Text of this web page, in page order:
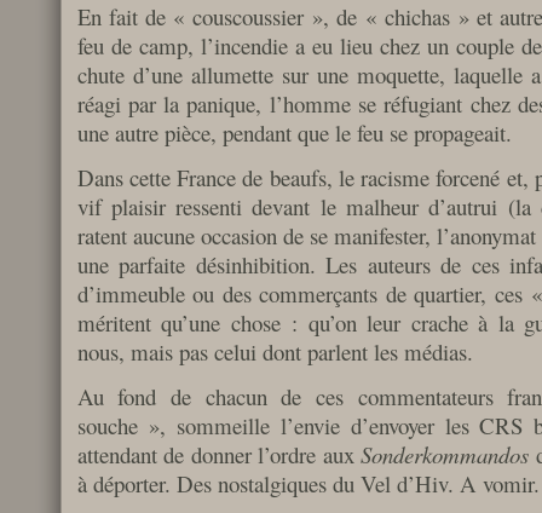
En fait de « couscoussier », de « chichas » et
feu de camp, l’incendie a eu lieu chez un couple
chute d’une allumette sur une moquette, laquelle
réagi par la panique, l’homme se réfugiant chez
une autre pièce, pendant que le feu se propageait.
Dans cette France de beaufs, le racisme forcené
vif plaisir ressenti devant le malheur d’autrui
ratent aucune occasion de se manifester,
une parfaite désinhibition. Les auteurs de ces
d’immeuble ou des commerçants de quartier, ces
méritent qu’une chose : qu’on leur crache à la
nous, mais pas celui dont parlent les médias.
Au fond de chacun de ces commentateurs
souche », sommeille l’envie d’envoyer les CRS
attendant de donner l’ordre auxSonderkommandos
à déporter. Des nostalgiques du Vel d’Hiv. A vomir.